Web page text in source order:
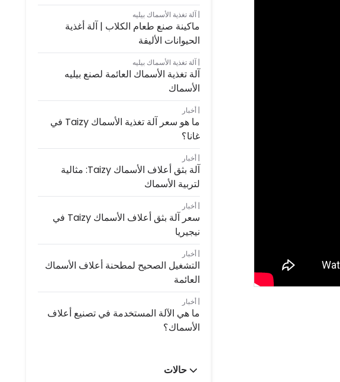
آلة تغذية الأسماك بيليه
ماكينة صنع طعام الكلاب | آلة أغذية
الحيوانات الأليفة
آلة تغذية الأسماك بيليه
آلة تغذية الأسماك العائمة لصنع بيليه
الأسماك
أخبار
ما هو سعر آلة تغذية الأسماك Taizy في
غانا؟
أخبار
آلة بثق أعلاف الأسماك Taizy: مثالية
لتربية الأسماك
أخبار
سعر آلة بثق أعلاف الأسماك Taizy في
نيجيريا
أخبار
التشغيل الصحيح لمطحنة أعلاف الأسماك
العائمة
أخبار
ما هي الآلة المستخدمة في تصنيع أعلاف
الأسماك؟
حالات